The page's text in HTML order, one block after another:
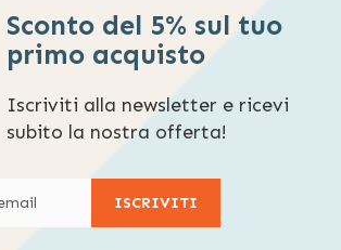
Sconto del 5% sul tuo
primo acquisto
Iscriviti alla newsletter e ricevi
subito la nostra offerta!
ISCRIVITI